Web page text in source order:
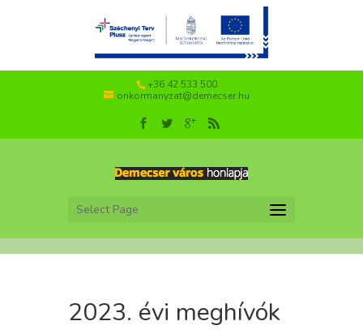
+36 42 533 500
onkormanyzat@demecser.hu
Select Page
2023. évi meghívók